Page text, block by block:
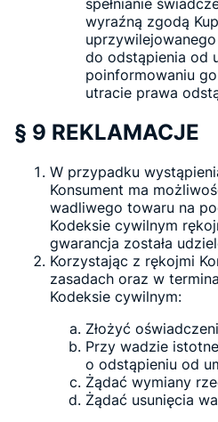
spełnianie
wyraźną zgodą
do odstąpienia od
poinformowaniu
utracie prawa
§ 9 REKLAMACJE
W przypadku
Konsument ma
wadliwego towaru na
Kodeksie cywilnym
gwarancja została
Korzystając z rękojmi
zasadach oraz w
Kodeksie cywilnym:
Złożyć
Przy wadzie
o odstąpieniu od
Żądać wymiany
Żądać usunięcia